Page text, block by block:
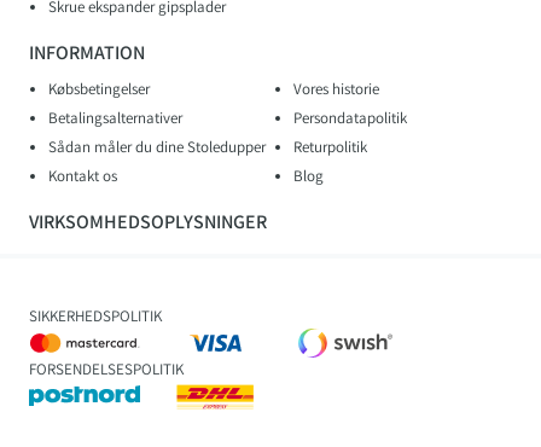
Skrue ekspander gipsplader
INFORMATION
Købsbetingelser
Vores historie
Betalingsalternativer
Persondatapolitik
Sådan måler du dine Stoledupper
Returpolitik
Kontakt os
Blog
VIRKSOMHEDSOPLYSNINGER
SIKKERHEDSPOLITIK
FORSENDELSESPOLITIK